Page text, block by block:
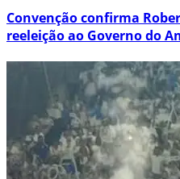
Convenção confirma
reeleição ao Governo do